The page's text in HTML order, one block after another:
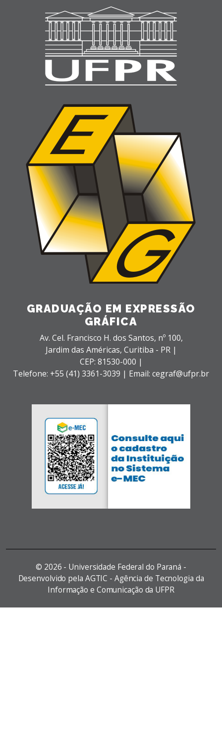
GRADUAÇÃO EM EXPRESSÃO
GRÁFICA
Av. Cel. Francisco H. dos Santos, nº 100,
Jardim das Américas, Curitiba - PR |
CEP: 81530-000 |
Telefone: +55 (41) 3361-3039 | Email: cegraf@ufpr.br
© 2026 - Universidade Federal do Paraná -
Desenvolvido pela AGTIC - Agência de Tecnologia da
Informação e Comunicação da UFPR